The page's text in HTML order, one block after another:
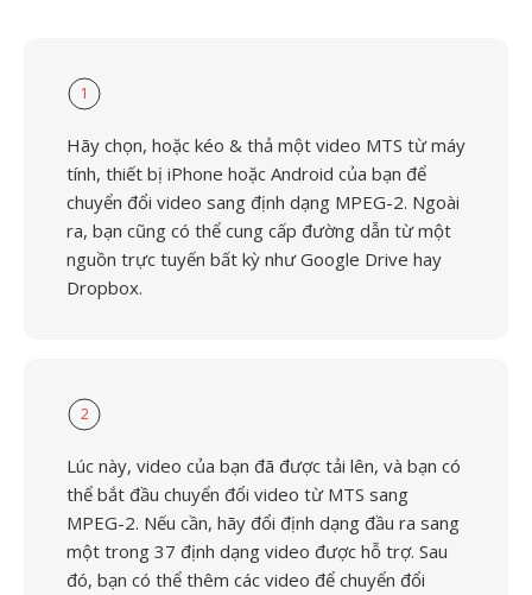
1
Hãy chọn, hoặc kéo & thả một video MTS từ máy
tính, thiết bị iPhone hoặc Android của bạn để
chuyển đổi video sang định dạng MPEG-2. Ngoài
ra, bạn cũng có thể cung cấp đường dẫn từ một
nguồn trực tuyến bất kỳ như Google Drive hay
Dropbox.
2
Lúc này, video của bạn đã được tải lên, và bạn có
thể bắt đầu chuyển đổi video từ MTS sang
MPEG-2. Nếu cần, hãy đổi định dạng đầu ra sang
một trong 37 định dạng video được hỗ trợ. Sau
đó, bạn có thể thêm các video để chuyển đổi